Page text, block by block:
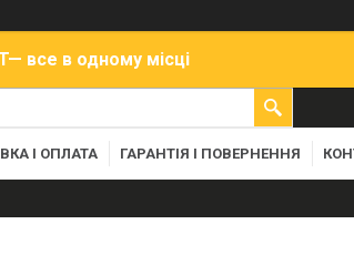
все в одному місці
І ОПЛАТА ГАРАНТІЯ І ПОВЕРНЕННЯ